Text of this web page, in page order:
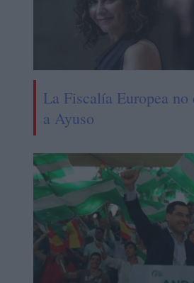
La Fiscalía Europea no
a Ayuso